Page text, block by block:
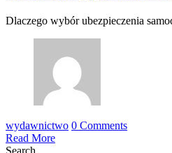
Dlaczego wybór ubezpieczenia
wydawnictwo 0 Comments
Read More